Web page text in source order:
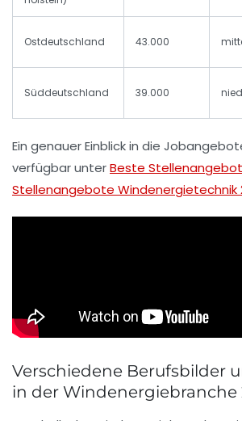
Ostdeutschland 43.000
Süddeutschland 39.000
Ein genauer Einblick in die
verfügbar unterBeste
Stellenangebote Windenergietechnik
Verschiedene Berufsbilder
in der Windenergiebranche